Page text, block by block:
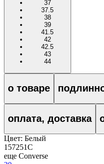
37
37.5
38
39
41.5
42
42.5
43
44
о товаре
оплата, доставка
Цвет: Белый
157251C
еще Converse